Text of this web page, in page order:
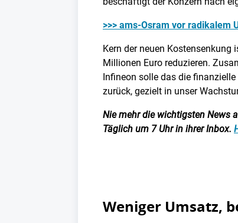
>>> ams-Osram vor radikalem
Kern der neuen
Millionen Euro reduzieren.
Infineon solle das die
zurück, gezielt in unser
Nie mehr die wichtigsten News
Täglich um 7 Uhr in ihrer Inbox.
Weniger Umsatz,